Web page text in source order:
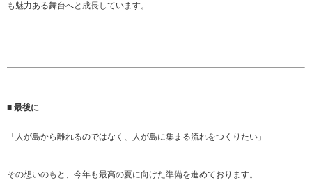
も魅力ある舞台へと成長しています。
■ 最後に
「人が島から離れるのではなく、人が島に集まる流れをつくりたい」
その想いのもと、今年も最高の夏に向けた準備を進めております。